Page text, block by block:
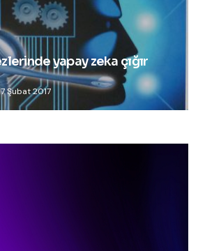
yapay zeka çığır
Şubat 2017